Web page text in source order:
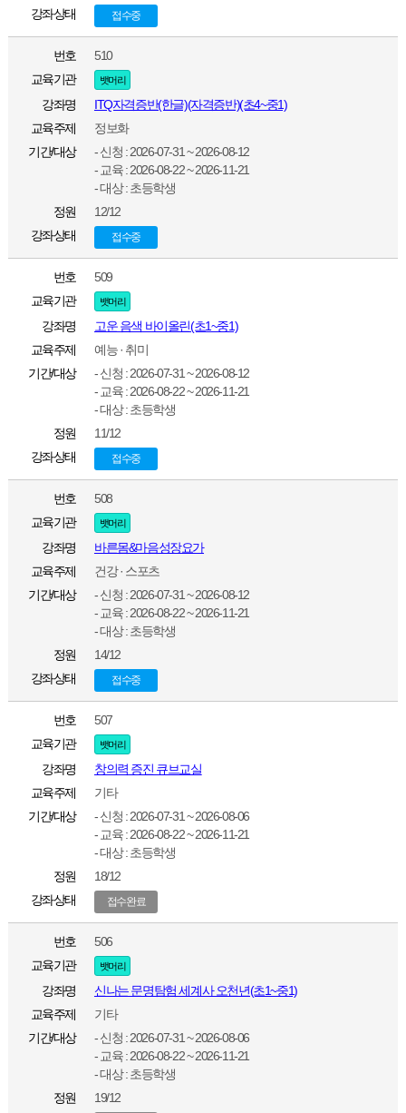
강좌상태
접수중
번호
510
교육기관
뱃머리
강좌명
ITQ자격증반(한글)(자격증반)(초4~중1)
교육주제
정보화
기간/대상
- 신청 : 2026-07-31 ~ 2026-08-12
- 교육 : 2026-08-22 ~ 2026-11-21
- 대상 : 초등학생
정원
12/12
강좌상태
접수중
번호
509
교육기관
뱃머리
강좌명
고운 음색 바이올린(초1~중1)
교육주제
예능 · 취미
기간/대상
- 신청 : 2026-07-31 ~ 2026-08-12
- 교육 : 2026-08-22 ~ 2026-11-21
- 대상 : 초등학생
정원
11/12
강좌상태
접수중
번호
508
교육기관
뱃머리
강좌명
바른몸&마음성장요가
교육주제
건강 · 스포츠
기간/대상
- 신청 : 2026-07-31 ~ 2026-08-12
- 교육 : 2026-08-22 ~ 2026-11-21
- 대상 : 초등학생
정원
14/12
강좌상태
접수중
번호
507
교육기관
뱃머리
강좌명
창의력 증진 큐브교실
교육주제
기타
기간/대상
- 신청 : 2026-07-31 ~ 2026-08-06
- 교육 : 2026-08-22 ~ 2026-11-21
- 대상 : 초등학생
정원
18/12
강좌상태
접수완료
번호
506
교육기관
뱃머리
강좌명
신나는 문명탐험 세계사 오천년(초1~중1)
교육주제
기타
기간/대상
- 신청 : 2026-07-31 ~ 2026-08-06
- 교육 : 2026-08-22 ~ 2026-11-21
- 대상 : 초등학생
정원
19/12